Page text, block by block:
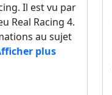
Il est vu par
Real Racing 4.
au sujet
plus